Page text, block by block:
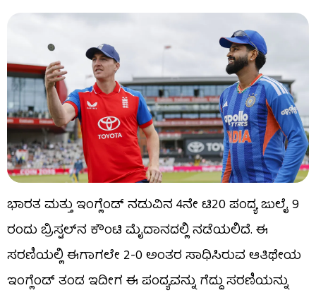
ಭಾರತ ಮತ್ತು ಇಂಗ್ಲೆಂಡ್ ನಡುವಿನ 4ನೇ ಟಿ20 ಪಂದ್ಯ ಜುಲೈ 9
ರಂದು ಬ್ರಿಸ್ಟಲ್‌ನ ಕೌಂಟಿ ಮೈದಾನದಲ್ಲಿ ನಡೆಯಲಿದೆ. ಈ
ಸರಣಿಯಲ್ಲಿ ಈಗಾಗಲೇ 2-0 ಅಂತರ ಸಾಧಿಸಿರುವ ಆತಿಥೇಯ
ಇಂಗ್ಲೆಂಡ್ ತಂಡ ಇದೀಗ ಈ ಪಂದ್ಯವನ್ನು ಗೆದ್ದು ಸರಣಿಯನ್ನು